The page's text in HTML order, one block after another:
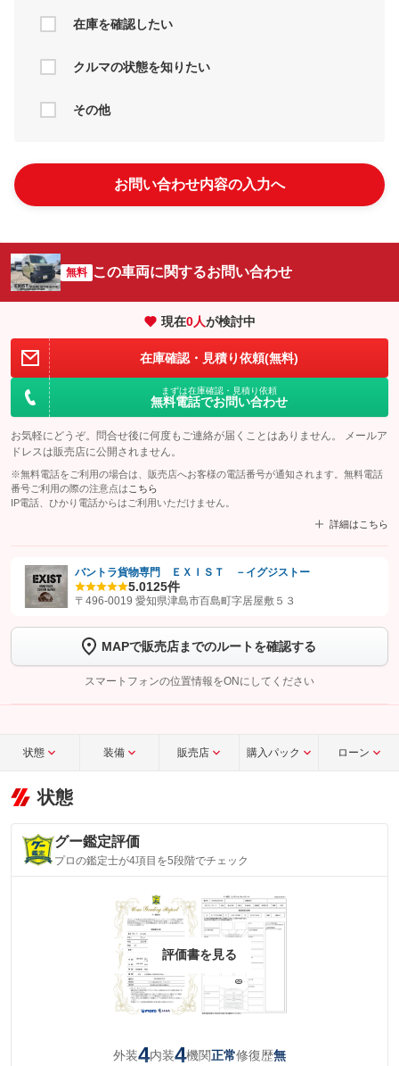
在庫を確認したい
クルマの状態を知りたい
その他
お問い合わせ内容の入力へ
無料 この車両に関するお問い合わせ
現在0人が検討中
在庫確認・見積り依頼(無料)
まずは在庫確認・見積り依頼
無料電話でお問い合わせ
お気軽にどうぞ。問合せ後に何度もご連絡が届くことはありません。 メールア
ドレスは販売店に公開されません。
※無料電話をご利用の場合は、販売店へお客様の電話番号が通知されます。無料電話
番号ご利用の際の注意点は こちら
IP電話、ひかり電話からはご利用いただけません。
詳細はこちら
【STEP1】
認証画面でグーネットを友だち追加してから「許可する」ボタンを押
トーク画面で
ボタンをタップして問い合わせを
完了してください。
こちら
バントラ貨物専門 ＥＸＩＳＴ －イグジストー
5.0125件
〒496-0019 愛知県津島市百島町字居屋敷５３
MAPで販売店までのルートを確認する
スマートフォンの位置情報をONにしてください
状態 装備 販売店 購入パック ローン
状態
グー鑑定評価
プロの鑑定士が4項目を5段階でチェック
評価書を見る
外装4内装4機関正常修復歴無